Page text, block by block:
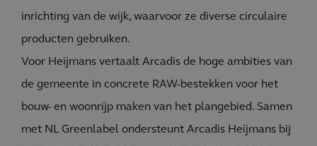
inrichting van de wijk, waarvoor ze diverse circulaire
producten gebruiken.
Voor Heijmans vertaalt Arcadis de hoge ambities van
de gemeente in concrete RAW-bestekken voor het
bouw- en woonrijp maken van het plangebied. Samen
met NL Greenlabel ondersteunt Arcadis Heijmans bij